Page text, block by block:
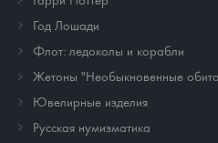
Год Лошади
Флот: ледоколы и корабли
Жетоны "Необыкновенные
Ювелирные изделия
Русская нумизматика